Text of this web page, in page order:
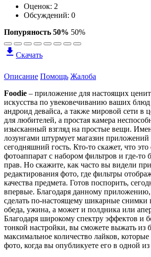
Оценок: 2
Обсуждений: 0
Попуряность 50% 50%
Скачать
Описание Помощь Жалоба
Foodie – приложение для настоящих
искусства по увековечиванию ваших
андроид девайса, а также мировой сети в
для любителей, а простая камера
изысканный взгляд на простые вещи.
лозунгами штурмует магазин
сегодняшний гость. Кто-то скажет, что это
фотоаппарат с набором фильтров и где-то
прав. Но скажите, как часто вы видели
редактирования фото, где фильтры
качества предмета. Готов поспорить,
впервые. Благодаря данному
сделать по-настоящему шикарные снимки
обеда, ужина, а может и полдника или
Благодаря широкому спектру эффектов и
тонкой настройки, вы сможете выжать из
максимальное количество лайков,
фото, когда вы опубликуете его в одной